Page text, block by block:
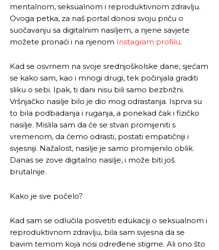
mentalnom, seksualnom i reproduktivnom zdravlju.
Ovoga petka, za naš portal donosi svoju priču o
suočavanju sa digitalnim nasiljem, a njene savjete
možete pronaći i na njenom Instagram profilu.
Kad se osvrnem na svoje srednjoškolske dane, sjećam
se kako sam, kao i mnogi drugi, tek počinjala graditi
sliku o sebi. Ipak, ti dani nisu bili samo bezbrižni.
Vršnjačko nasilje bilo je dio mog odrastanja. Isprva su
to bila podbadanja i ruganja, a ponekad čak i fizičko
nasilje. Mislila sam da će se stvari promijeniti s
vremenom, da ćemo odrasti, postati empatičniji i
svjesniji. Nažalost, nasilje je samo promijenilo oblik.
Danas se zove digitalno nasilje, i može biti još
brutalnije.
Kako je sve počelo?
Kad sam se odlučila posvetiti edukaciji o seksualnom i
reproduktivnom zdravlju, bila sam svjesna da se
bavim temom koja nosi određene stigme. Ali ono što